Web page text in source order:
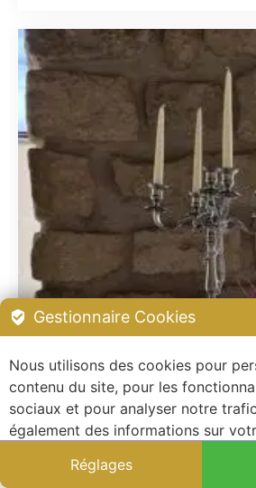
Gestionnaire Cookies
Nous utilisons des cookies pour
contenu du site, pour les
sociaux et pour analyser notre
également des informations sur
Réglages